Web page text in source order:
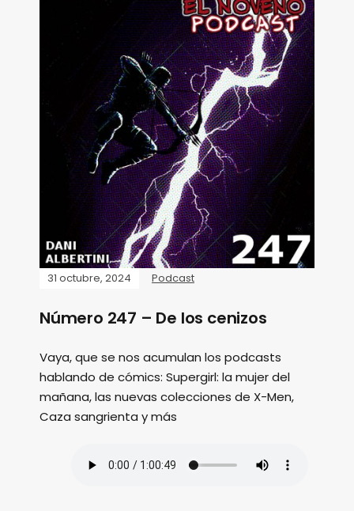
31 octubre, 2024 Podcast
Número 247 – De los cenizos
Vaya, que se nos acumulan los podcasts
hablando de cómics: Supergirl: la mujer del
mañana, las nuevas colecciones de X-Men,
Caza sangrienta y más